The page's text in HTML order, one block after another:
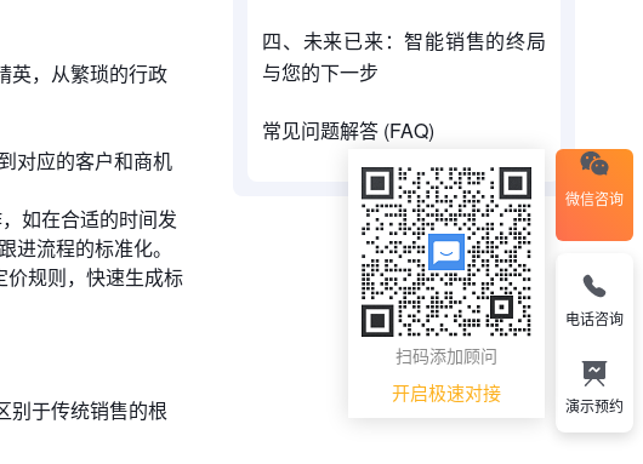
英，从繁琐的行政
对应的客户和商机
如在合适的时间发
流程的标准化。
价规则，快速生成标
别于传统销售的根
四、未来已来：智能销售的终局
与您的下一步
常见问题解答 (FAQ)
微信咨询
扫码添加顾问
开启极速对接
电话咨询
演示预约